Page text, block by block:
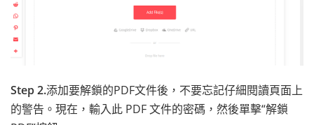
Step 2.添加要解鎖的PDF文件後，不要忘記仔細閱讀頁面上
的警告。現在，輸入此 PDF 文件的密碼，然後單擊“解鎖